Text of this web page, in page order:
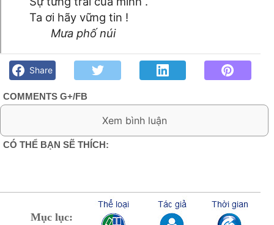
Ta ơi hãy vững tin !
Mưa phố núi
bạn bè. Chút gì để nhớ!
Share
COMMENTS G+/FB
0 Comment:
CÓ THỂ BẠN SẼ THÍCH:
Mục lục: